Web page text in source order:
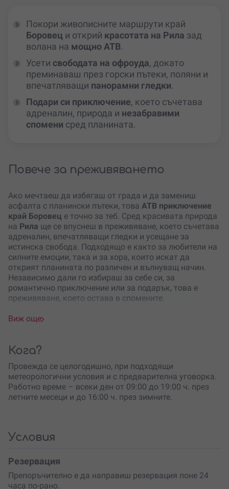
Покори живописните маршрути край
Боровец и открий красотата на Рила зад
волана на мощно АТВ.
Усети свободата на офроуда, докато
преминаваш през горски пътеки, поляни и
впечатляващи панорамни гледки.
Подари си приключение, което съчетава
адреналин, природа и незабравими
спомени сред планината.
Повече за преживяването
Ако мечтаеш да избягаш от града и да замениш
асфалта с планински пътеки, това АТВ приключение
край Боровец е точно за теб. Сред красивата природа
на Рила ще се впуснеш в преживяване, което съчетава
адреналин, впечатляващи гледки и усещане за
истинска свобода. Подходящо е както за любители на
силните емоции, така и за хора, които искат да
открият планината по различен и вълнуващ начин.
Независимо дали го избираш за себе си, за
романтично приключение или за подарък, това е
преживяване, което остава в спомените.
Разходката започва от района на
живописни маршрути с
CS Moto или Kymco с мощност 550 куб. см. По време
на тура професионален водач ще води групата и ще се
грижи за безопасността на участниците.
Маршрутите преминават през едни отнай-красивите
река“ и панорамната площадка „Орлови скали“,
Рила.
Можеш да избереш разходка с продължителност 1 или
2 часа, като на едно АТВ могат да се качат до двама
Виж още
Кога?
Провежда се целогодишно, при подходящи
метеорологични условия и с предварителна уговорка.
Работно време – всеки ден от 09:00 до 19:00 ч. през
летните месеци и до 16:00 ч. през зимните.
Условия
Резервация
Препоръчително е да направиш резервация поне 24
часа по-рано.